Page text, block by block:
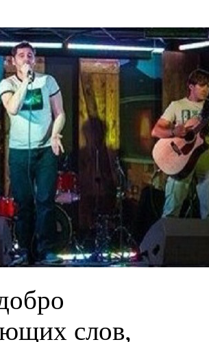
слов,